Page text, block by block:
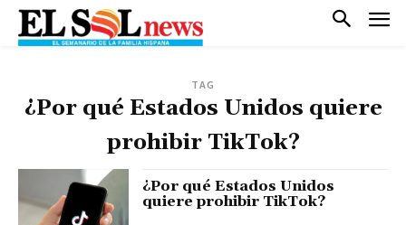
TAG
¿Por qué Estados Unidos quiere
prohibir TikTok?
¿Por qué Estados Unidos
quiere prohibir TikTok?